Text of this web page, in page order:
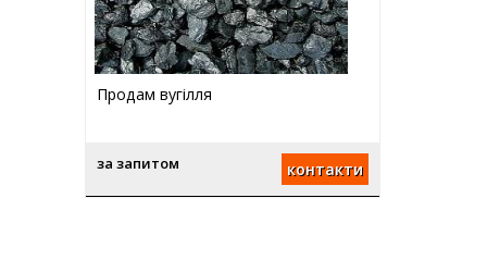
Продам вугілля
за запитом контакти